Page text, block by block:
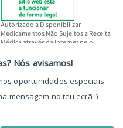
Autorizado a Disponibilizar
Medicamentos Não Sujeitos a Receita
Médica através da Internet pelo